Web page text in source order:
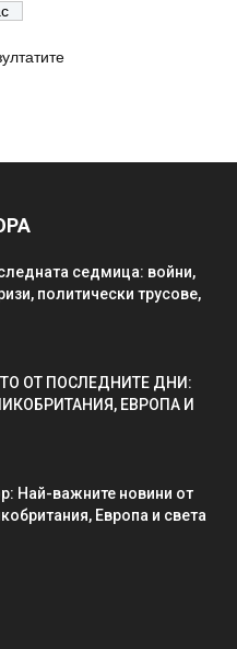
седмица: войни,
политически трусове,
ОТ ПОСЛЕДНИТЕ ДНИ:
ЕВРОПА И
Най-важните новини от
Европа и света